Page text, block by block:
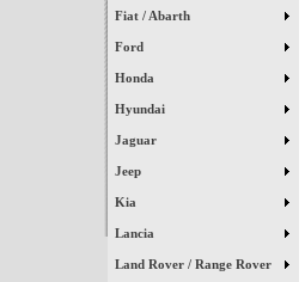
Fiat / Abarth
Ford
Honda
Hyundai
Jaguar
Jeep
Kia
Lancia
Land Rover / Range Rover